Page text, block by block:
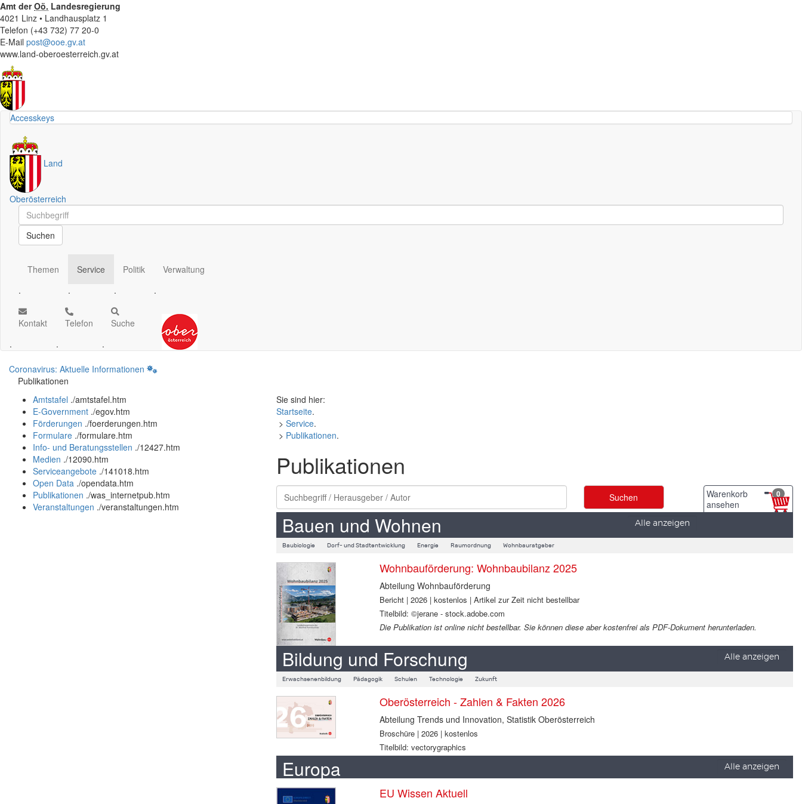
Amt derOö. Landesregierung
4021 Linz • Landhausplatz 1
Telefon (+43 732) 77 20-0
E-Mail post@ooe.gv.at
www.land-oberoesterreich.gv.at
Accesskeys
Land
Oberösterreich
Schnellsuche
Schnellsuche
Suchen
Themen
.
Service
.
Politik
.
Verwaltung
.
Kontakt
.
Telefon
.
Suche
.
Coronavirus: Aktuelle Informationen
Publikationen
Amtstafel ./amtstafel.htm
E-Government ./egov.htm
Förderungen ./foerderungen.htm
Formulare ./formulare.htm
Info- und Beratungsstellen ./12427.htm
Medien ./12090.htm
Serviceangebote ./141018.htm
Open Data ./opendata.htm
Publikationen ./was_internetpub.htm
Veranstaltungen ./veranstaltungen.htm
Sie sind hier:
Startseite.
> Service.
> Publikationen.
Publikationen
Warenkorb
ansehen
0
Bauen und Wohnen Alle anzeigen
Baubiologie Dorf- und Stadtentwicklung Energie Raumordnung Wohnbauratgeber
Wohnbauförderung: Wohnbaubilanz 2025
Abteilung Wohnbauförderung
Bericht | 2026 | kostenlos | Artikel zur Zeit nicht bestellbar
Titelbild: ©jerane - stock.adobe.com
Die Publikation ist online nicht bestellbar. Sie können diese aber kostenfrei als PDF-Dokument herunterladen.
Bildung und Forschung Alle anzeigen
Erwachsenenbildung Pädagogik Schulen Technologie Zukunft
Oberösterreich - Zahlen & Fakten 2026
Abteilung Trends und Innovation, Statistik Oberösterreich
Broschüre | 2026 | kostenlos
Titelbild: vectorygraphics
Europa Alle anzeigen
EU Wissen Aktuell